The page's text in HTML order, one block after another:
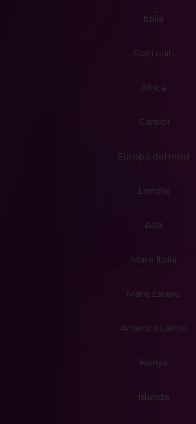
Italia
Stati uniti
Africa
Caraibi
Europa del nord
Londra
Asia
Mare Italia
Mare Estero
America Latina
Kenya
Islanda